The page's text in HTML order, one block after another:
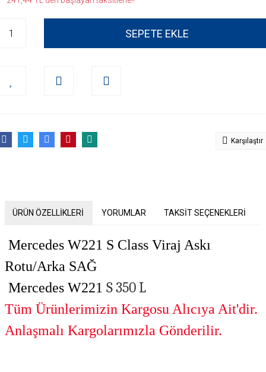
SEPETE EKLE
Karşılaştır
ÜRÜN ÖZELLİKLERİ YORUMLAR TAKSİT SEÇENEKLERİ
Mercedes W221 S Class Viraj Askı
Rotu/Arka SAĞ
Mercedes W221 S 350 L
Tüm Ürünlerimizin Kargosu Alıcıya Ait'dir.
Anlaşmalı Kargolarımızla Gönderilir.